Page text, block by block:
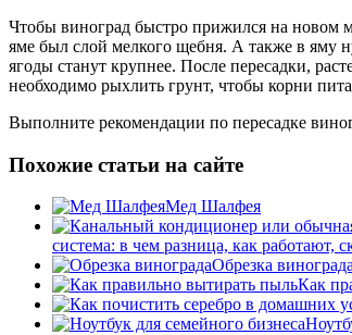
Чтобы виноград быстро прижился на новом
яме был слой мелкого щебня. А также в яму
ягоды станут крупнее. После пересадки,
необходимо рыхлить грунт, чтобы корни
Выполните рекомендации по пересадке
Похожие статьи на сайте
Мед Шалфея
система: в чем разница, как работают,
Обрезка винограда
Как